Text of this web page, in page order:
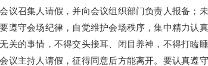
议召集人请假，并向会议组织部门负责人报备；
遵守会场纪律，自觉维护会场秩序，集中精力认
关的事情，不得交头接耳、闭目养神，不得打瞌
议主持人请假，征得同意后方能离开。要认真遵